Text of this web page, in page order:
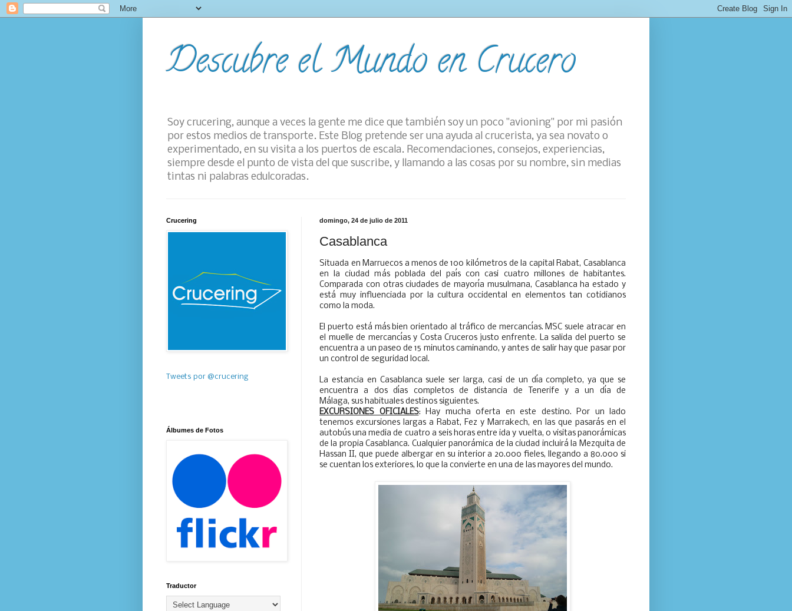
Descubre el Mundo en Crucero
Soy crucering, aunque a veces la gente me dice que también soy un poco "avioning" por mi pasión
por estos medios de transporte. Este Blog pretende ser una ayuda al crucerista, ya sea novato o
experimentado, en su visita a los puertos de escala. Recomendaciones, consejos, experiencias,
siempre desde el punto de vista del que suscribe, y llamando a las cosas por su nombre, sin medias
tintas ni palabras edulcoradas.
domingo, 24 de julio de 2011
Casablanca
Situada en Marruecos a menos de 100 kilómetros de la capital Rabat, Casablanca
en la ciudad más poblada del país con casi cuatro millones de habitantes.
Comparada con otras ciudades de mayoría musulmana, Casablanca ha estado y
está muy influenciada por la cultura occidental en elementos tan cotidianos
como la moda.
El puerto está más bien orientado al tráfico de mercancías. MSC suele atracar en
el muelle de mercancías y Costa Cruceros justo enfrente. La salida del puerto se
encuentra a un paseo de 15 minutos caminando, y antes de salir hay que pasar por
un control de seguridad local.
La estancia en Casablanca suele ser larga, casi de un día completo, ya que se
encuentra a dos días completos de distancia de Tenerife y a un día de
Málaga, sus habituales destinos siguientes.
EXCURSIONES OFICIALES: Hay mucha oferta en este destino. Por un lado
tenemos excursiones largas a Rabat, Fez y Marrakech, en las que pasarás en el
autobús una media de cuatro a seis horas entre ida y vuelta, o visitas panorámicas
de la propia Casablanca. Cualquier panorámica de la ciudad incluirá la Mezquita de
Hassan II, que puede albergar en su interior a 20.000 fieles, llegando a 80.000 si
se cuentan los exteriores, lo que la convierte en una de las mayores del mundo.
Crucering
Tweets por @crucering
Álbumes de Fotos
Traductor